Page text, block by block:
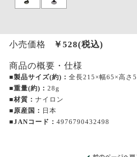
小売価格 ￥ 528(税込)
商品の概要・仕様
■製品サイズ(約)： 全長215×幅65×高さ
■重量(約)： 28g
■材質： ナイロン
■原産国： 日本
■JANコード： 4976790432498